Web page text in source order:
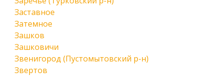
Заставное
Затемное
Зашков
Зашковичи
Звенигород (Пустомытовский р-н)
Звертов